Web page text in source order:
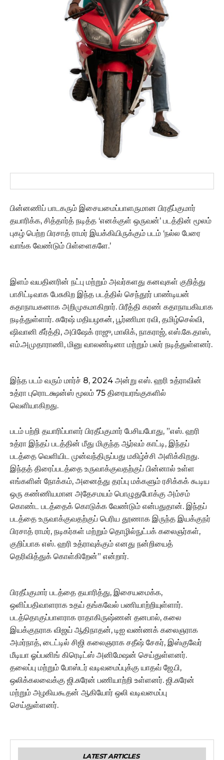
பின்னணிப் பாடகரும் இசையமைப்பாளருமான பிரதீப்குமார்
தயாரிக்க, சித்தார்த் நடித்த ‘எனக்குள் ஒருவன்’ படத்தின் மூலம்
புகழ் பெற்ற பிரசாத் ராமர் இயக்கியிருக்கும் படம் ‘நல்ல பேரை
வாங்க வேண்டும் பிள்ளைகளே.’
இளம் வயதினரின் நட்பு மற்றும் அவர்களது கனவுகள் குறித்து
பாசிட்டிவாக பேசுகிற இந்த படத்தில் செந்தூர் பாண்டியன்
கதாநாயகனாக அறிமுகமாகிறார். பிரீத்தி கரண் கதாநாயகியாக
நடித்துள்ளார். சுரேஷ் மதியழகன், பூர்ணிமா ரவி, தமிழ்செல்வி,
ஷிவானி கீர்த்தி, அபிஷேக் ராஜு, மாலிக், நாகராஜ், எஸ்.கே.தாஸ்,
எம்.அமுதாராணி, மினு வாலண்டினா மற்றும் பலர் நடித்துள்ளனர்.
இந்த படம் வரும் மார்ச் 8, 2024 அன்று எஸ். ஹரி உத்ராவின்
உத்ரா புரொடக்ஷன்ஸ் மூலம் 75 திரையரங்குகளில்
வெளியாகிறது.
படம் பற்றி தயாரிப்பாளர் பிரதீப்குமார் பேசியபோது, ”எஸ். ஹரி
உத்ரா இந்தப் படத்தின் மீது மிகுந்த ஆர்வம் காட்டி, இந்தப்
படத்தை வெளியிட முன்வந்திருப்பது மகிழ்ச்சி அளிக்கிறது.
இந்தத் திரைப்படத்தை உருவாக்குவதற்குப் பின்னால் உள்ள
எங்களின் நோக்கம், அனைத்து தரப்பு மக்களும் ரசிக்கக் கூடிய
ஒரு கண்ணியமான அதேசமயம் பொழுதுபோக்கு அம்சம்
கொண்ட படத்தைக் கொடுக்க வேண்டும் என்பதுதான். இந்தப்
படத்தை உருவாக்குவதற்குப் பெரிய தூணாக இருந்த இயக்குநர்
பிரசாத் ராமர், நடிகர்கள் மற்றும் தொழில்நுட்பக் கலைஞர்கள்,
குறிப்பாக எஸ். ஹரி உத்ராவுக்கும் எனது நன்றியைத்
தெரிவித்துக் கொள்கிறேன்” என்றார்.
பிரதீப்குமார் படத்தை தயாரித்து, இசையமைக்க,
ஒளிப்பதிவாளராக உதய் தங்கவேல் பணியாற்றியுள்ளார்.
படத்தொகுப்பாளராக ராதாகிருஷ்ணன் தனபால், கலை
இயக்குநராக விஜய் ஆதிநாதன், டிஐ வண்ணக் கலைஞராக
அமர்நாத், டைட்டில் சிஜி கலைஞராக சதீஷ் சேகர், இஸ்குவேர்
மீடியா ஓப்பனிங் கிரெடிட்ஸ் அனிமேஷன் செய்துள்ளனர்.
தலைப்பு மற்றும் போஸ்டர் வடிவமைப்புக்கு யாதவ் ஜே.பி,
ஒலிக்கலவைக்கு ஜி.சுரேன் பணியாற்றி உள்ளனர். ஜி.சுரேன்
மற்றும் அழகியகூதன் ஆகியோர் ஒலி வடிவமைப்பு
செய்துள்ளனர்.
LATEST ARTICLES